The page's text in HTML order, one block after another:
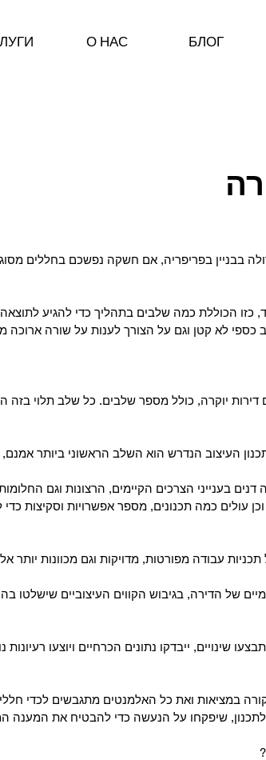
О НАС БЛОГ
בבניין בפריפריה, אם חשקה נפשכם בחללים
כזו הכוללת כמה שלבים בתהליך כדי להגיע
כספי לא קטן וגם על הצורך לענות על שורה ארוכה
דירות יוקרה, כולל מספר שלבים. כל שלב תלוי בזה
העיצוב הנדרש הוא השלב הראשוני ביותר אמנם,
בענייני הצרכים הקיימים, הרצונות וגם
עולים כמה תכנונים, מספר אפשרויות וסקיצות כדי
עבודה מפורטות, מדויקות וגם מכוונות יותר
של הדירה, בגיבוש הקווים העיצוביים שישלטו
שינויים, ייבדקו נתונים הכרחיים ויוצעו
במציאות ואת כל האלמנטים מתגבשים לכדי
שיפקחו על הנעשה כדי להבטיח את המענה